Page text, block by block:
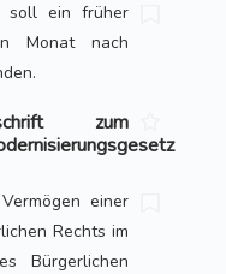
soll ein früher
Monat nach
zum
einer
Rechts im
Bürgerlichen